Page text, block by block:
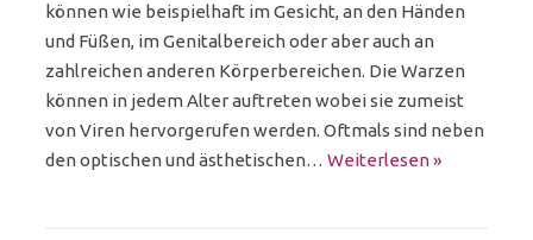
können wie beispielhaft im Gesicht, an den Händen
und Füßen, im Genitalbereich oder aber auch an
zahlreichen anderen Körperbereichen. Die Warzen
können in jedem Alter auftreten wobei sie zumeist
von Viren hervorgerufen werden. Oftmals sind neben
den optischen und ästhetischen… Weiterlesen »